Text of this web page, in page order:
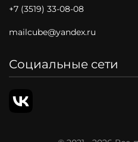
+7 (3519) 33-08-08
mailcube@yandex.ru
Социальные сети